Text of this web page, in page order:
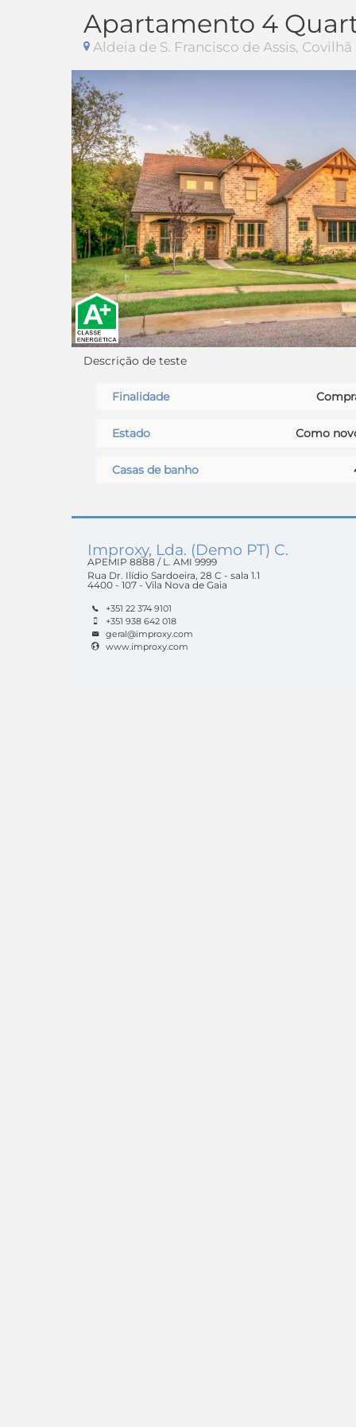
Apartamento 4
Aldeia de S. Francisco de Assis,
Descrição de teste
Finalidade
Estado Como
Casas de banho
Improxy, Lda. (Demo PT) C.
APEMIP 8888 / L. AMI 9999
Rua Dr. Ilídio Sardoeira, 28 C - sala 1.1
4400 - 107 - Vila Nova de Gaia
+351 22 374 9101
+351 938 642 018
geral@improxy.com
www.improxy.com